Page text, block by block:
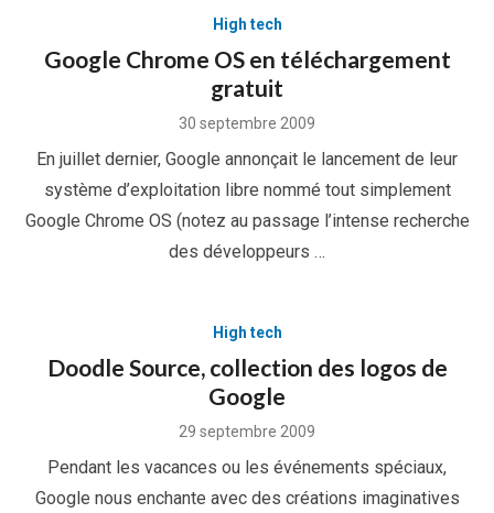
High tech
Google Chrome OS en téléchargement
gratuit
Posted
30 septembre 2009
En juillet dernier, Google annonçait le lancement de leur
système d’exploitation libre nommé tout simplement
Google Chrome OS (notez au passage l’intense recherche
des développeurs …
High tech
Doodle Source, collection des logos de
Google
Posted
29 septembre 2009
Pendant les vacances ou les événements spéciaux,
Google nous enchante avec des créations imaginatives